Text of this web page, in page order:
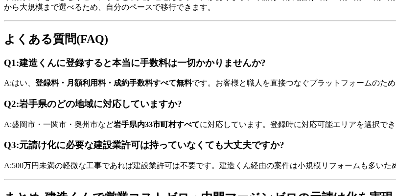
から大規模まで選べるため、自分のペースで移行できます。
よくある質問(FAQ)
Q1:建造くんに登録すると本当に手数料は一切かかりませんか?
A:はい、 登録料・月額利用料・成約手数料すべて無料です。お客様と職人を直接つなぐプラットフォームのた
Q2:岩手県のどの地域に対応していますか?
A:盛岡市・一関市・奥州市など岩手県内33市町村すべてに対応しています。登録時に対応可能エリアを選択でき
Q3:元請け化に必要な建設業許可は持っていなくても大丈夫ですか?
A:500万円未満の軽微な工事であれば建設業許可は不要です。建造くん経由の案件は小規模リフォームも多いた